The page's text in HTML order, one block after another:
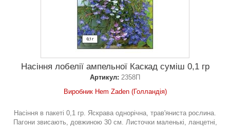
Насіння лобелії ампельної Каскад суміш 0,1 гр
Артикул: 2358П
Виробник Hem Zaden (Голландія)
Насіння в пакеті 0,1 гр. Яскрава однорічна, трав'яниста рослина.
Пагони звисають, довжиною 30 см. Листочки маленькі, ланцетні,